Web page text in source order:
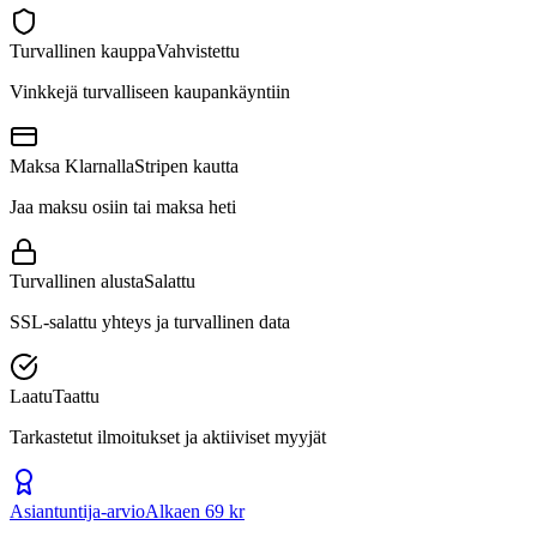
Turvallinen kauppaVahvistettu
Vinkkejä turvalliseen kaupankäyntiin
Maksa KlarnallaStripen kautta
Jaa maksu osiin tai maksa heti
Turvallinen alustaSalattu
SSL-salattu yhteys ja turvallinen data
LaatuTaattu
Tarkastetut ilmoitukset ja aktiiviset myyjät
Asiantuntija-arvioAlkaen 69 kr